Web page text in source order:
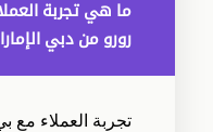
ما هي تجربة
رورو من دبي
تجربة العملاء